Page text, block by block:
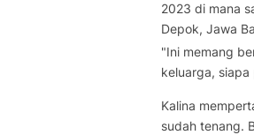
2023 di mana
Depok, Jawa
"Ini memang
keluarga,
Kalina
sudah tenang.